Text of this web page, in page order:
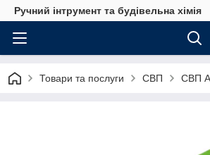
Ручний інтрумент та будівельна хімія
Товари та послуги СВП СВП